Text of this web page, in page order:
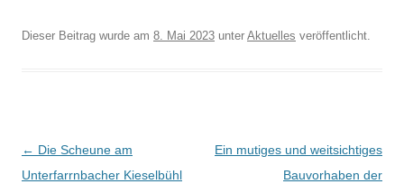
Dieser Beitrag wurde am 8. Mai 2023 unter Aktuelles veröffentlicht.
Beitragsnavigation
← Die Scheune am
Unterfarrnbacher Kieselbühl
Ein mutiges und weitsichtiges
Bauvorhaben der